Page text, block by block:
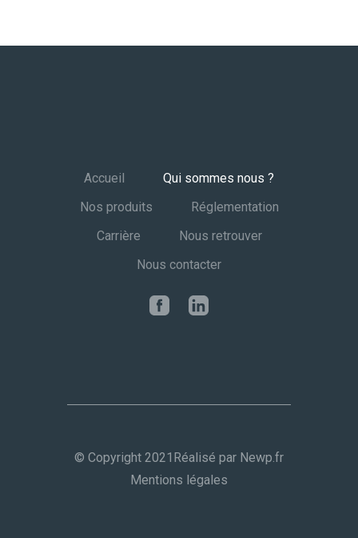
Accueil
Qui sommes nous ?
Nos produits
Réglementation
Carrière
Nous retrouver
Nous contacter
© Copyright 2021 Réalisé par Newp.fr
Mentions légales